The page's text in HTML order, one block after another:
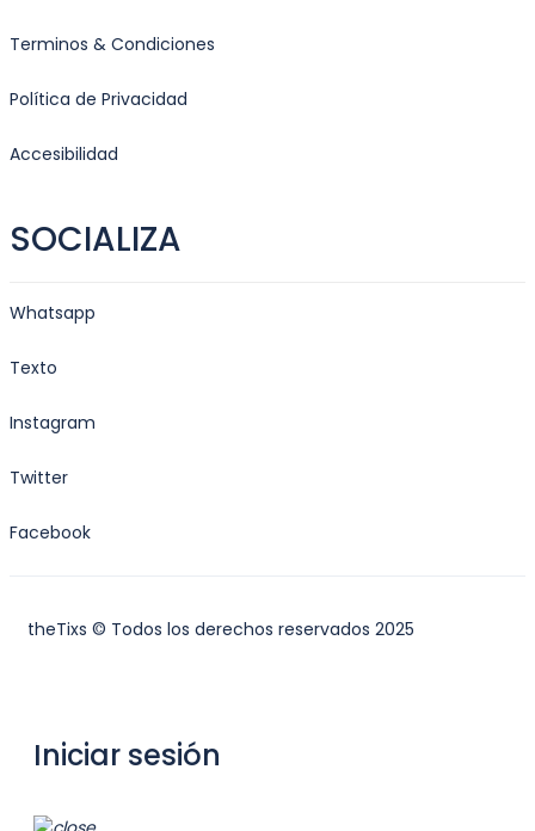
Terminos & Condiciones
Política de Privacidad
Accesibilidad
SOCIALIZA
Whatsapp
Texto
Instagram
Twitter
Facebook
theTixs © Todos los derechos reservados 2025
Iniciar sesión